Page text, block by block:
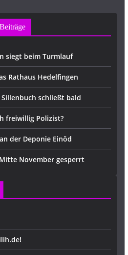
siegt beim Turmlauf
Rathaus Hedelfingen
schließt bald
freiwillig Polizist?
der Deponie Einöd
November gesperrt